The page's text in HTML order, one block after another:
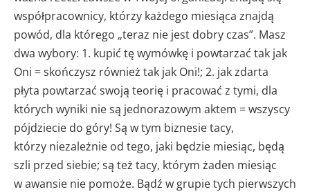
współpracownicy, którzy każdego miesiąca znajdą
powód, dla którego „teraz nie jest dobry czas”. Masz
dwa wybory: 1. kupić tę wymówkę i powtarzać tak jak
Oni = skończysz również tak jak Oni!; 2. jak zdarta
płyta powtarzać swoją teorię i pracować z tymi, dla
których wyniki nie są jednorazowym aktem = wszyscy
pójdziecie do góry! Są w tym biznesie tacy,
którzy niezależnie od tego, jaki będzie miesiąc, będą
szli przed siebie; są też tacy, którym żaden miesiąc
w awansie nie pomoże. Bądź w grupie tych pierwszych